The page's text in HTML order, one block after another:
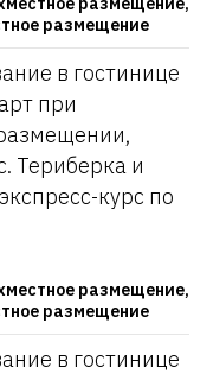
размещение
в гостинице
при
Териберка и
курс по
размещение,
размещение
в гостинице